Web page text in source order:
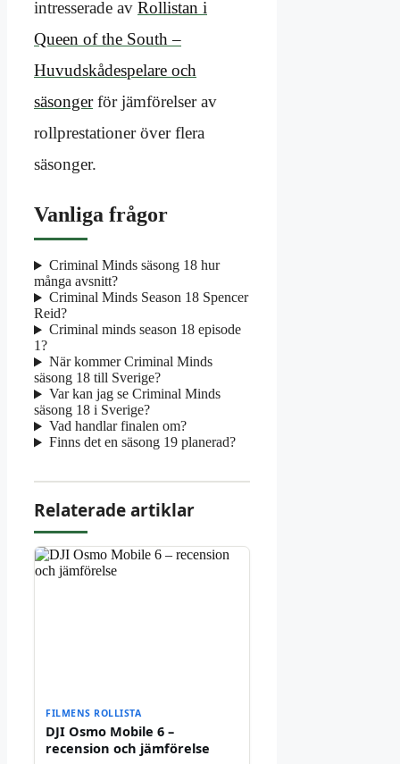
intresserade av Rollistan i
Queen of the South –
Huvudskådespelare och
säsongerför jämförelser av
rollprestationer över flera
säsonger.
Vanliga frågor
Criminal Minds säsong 18 hur
många avsnitt?
Criminal Minds Season 18 Spencer
Reid?
Criminal minds season 18 episode
1?
När kommer Criminal Minds
säsong 18 till Sverige?
Var kan jag se Criminal Minds
säsong 18 i Sverige?
Vad handlar finalen om?
Finns det en säsong 19 planerad?
Relaterade artiklar
FILMENS ROLLISTA
DJI Osmo Mobile 6 –
recension och jämförelse